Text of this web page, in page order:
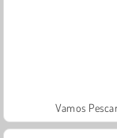
Vamos